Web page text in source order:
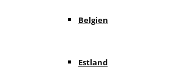
Belgien
Estland